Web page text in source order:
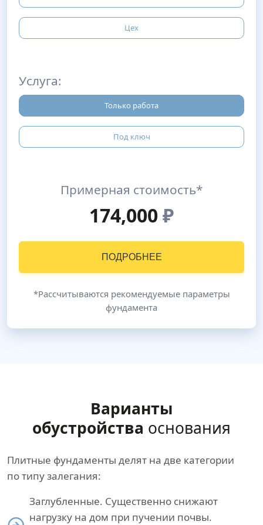
Цех
Услуга:
Только работа
Под ключ
Примерная стоимость*
174,000₽
ПОДРОБНЕЕ
*Рассчитываются рекомендуемые параметры
фундамента
Варианты
обустройства основания
Плитные фундаменты делят на две категории
по типу залегания:
Заглубленные. Существенно снижают
нагрузку на дом при пучении почвы.